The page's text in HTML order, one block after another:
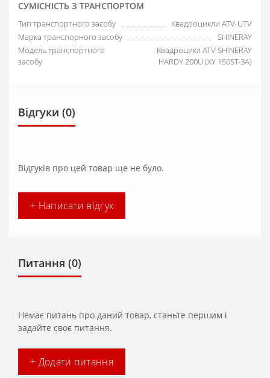
СУМІСНІСТЬ З ТРАНСПОРТОМ
Тип транспортного засобу
Квадроцикли ATV-UTV
Марка транспорного засобу
SHINERAY
Модель транспортного
засобу
Квадроцикл ATV SHINERAY
HARDY 200U (XY 150ST-3A)
Відгуки (0)
Відгуків про цей товар ще не було.
+ Написати відгук
Питання (0)
Немає питань про даний товар, станьте першим і
задайте своє питання.
+ Додати питання